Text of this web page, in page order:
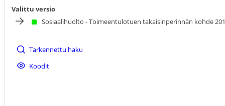
Valittu versio
Sosiaalihuolto - Toimeentulotuen takaisinperinnän kohde
Tarkennettu haku
Koodit